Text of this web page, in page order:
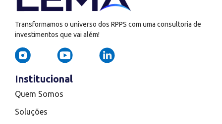
Transformamos o universo dos RPPS com uma consultoria de
investimentos que vai além!
Institucional
Quem Somos
Soluções